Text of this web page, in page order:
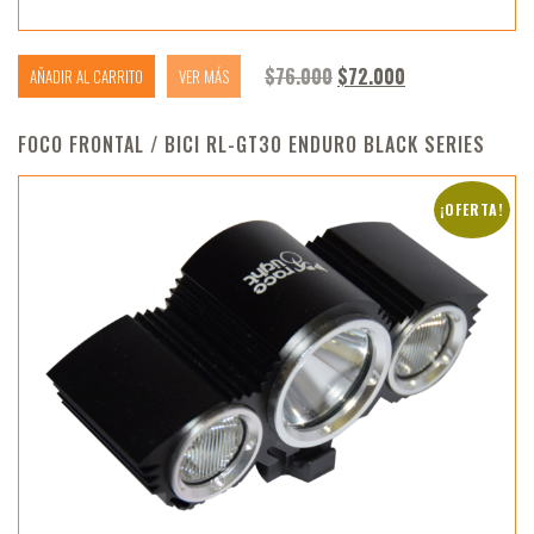
AÑADIR AL CARRITO VER MÁS $76.000 El precio original era:
$72.000
FOCO FRONTAL / BICI RL-GT30 ENDURO BLACK SERIES
¡OFERTA!